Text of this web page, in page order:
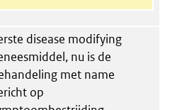
disease modifying
nu is de
met name
op